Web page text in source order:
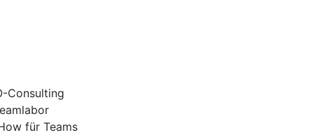
Consulting
für Teams